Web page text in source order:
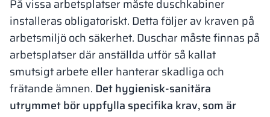
På vissa arbetsplatser måste duschkabiner
installeras obligatoriskt. Detta följer av kraven på
arbetsmiljö och säkerhet. Duschar måste finnas på
arbetsplatser där anställda utför så kallat
smutsigt arbete eller hanterar skadliga och
frätande ämnen. Det hygienisk-sanitära
utrymmet bör uppfylla specifika krav, som är